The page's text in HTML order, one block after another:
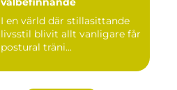
I en värld där stillasittande
livsstil blivit allt vanligare får
postural träni...